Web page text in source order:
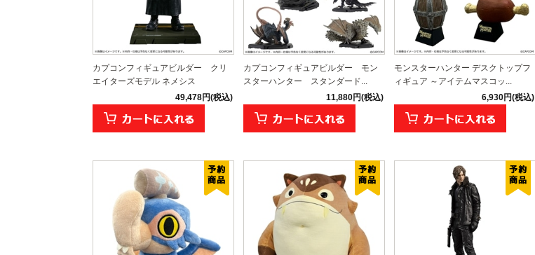
カプコンフィギュアビルダー クリ
エイターズモデル ネメシス
49,478円(税込)
カプコンフィギュアビルダー モン
スターハンター スタンダード...
11,880円(税込)
モンスターハンター デスクトップフ
ィギュア ～アイテムマスコッ...
6,930円(税込)